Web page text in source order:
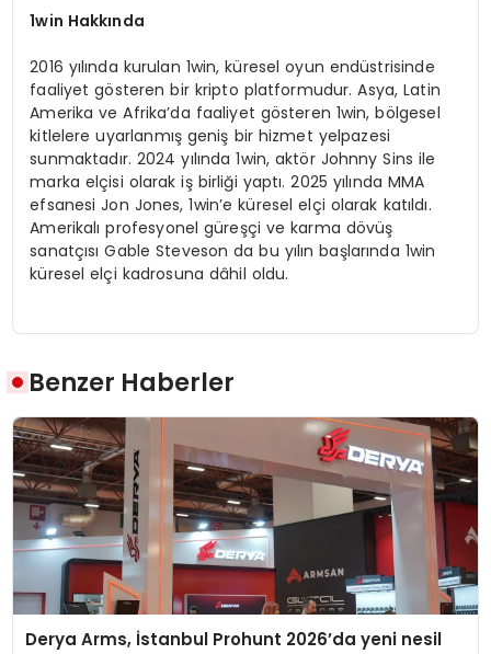
1win Hakkında
2016 yılında kurulan 1win, küresel oyun endüstrisinde
faaliyet gösteren bir kripto platformudur. Asya, Latin
Amerika ve Afrika’da faaliyet gösteren 1win, bölgesel
kitlelere uyarlanmış geniş bir hizmet yelpazesi
sunmaktadır. 2024 yılında 1win, aktör Johnny Sins ile
marka elçisi olarak iş birliği yaptı. 2025 yılında MMA
efsanesi Jon Jones, 1win’e küresel elçi olarak katıldı.
Amerikalı profesyonel güreşçi ve karma dövüş
sanatçısı Gable Steveson da bu yılın başlarında 1win
küresel elçi kadrosuna dâhil oldu.
Benzer Haberler
Derya Arms, İstanbul Prohunt 2026’da yeni nesil